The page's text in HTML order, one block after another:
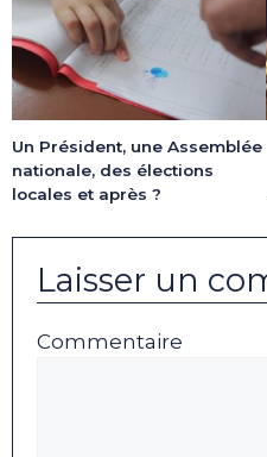
Un Président, une Assemblée
nationale, des élections
locales et après ?
Laisser un
Commentaire